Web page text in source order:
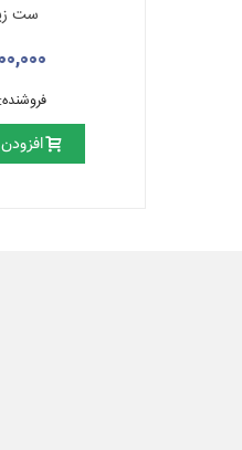
ست
400,000
فروشنده: